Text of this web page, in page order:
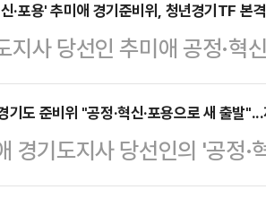
을 제시했다.이날 회의에서
행정 혁신 모델이 되어야
주문…
'수도권 원패스' 도입과 자
강한 추진 의지도 드러냈
린 '도정 현안 1차 회의'에서
의 약속인 공약이라도 현실
황을 고려한 현실성 있는 공
시급…
·포용' 추미애 경기준비위, 청년경기TF 본
지사 당선인 추미애 공정·혁
의 현장성과 실행력을 높이
다고 19일 밝혔다.청년경기
청년 세대 공직자와 청년정
부터 함께 참여하는 구조를
기도 준비위 "공정·혁신·포용으로 새 출발
경기도지사 당선인의 '공정
의 청사진을 제시하며 본격